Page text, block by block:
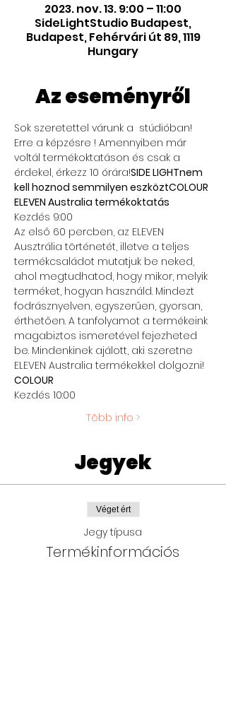
2023. nov. 13. 9:00 – 11:00
SideLightStudio Budapest,
Budapest, Fehérvári út 89, 1119
Hungary
Az eseményről
Sok szeretettel várunk a stúdióban!
Erre a képzésre ! Amennyiben már
voltál termékoktatáson és csak a
érdekel, érkezz 10 órára!SIDE LIGHTnem
kell hoznod semmilyen eszköztCOLOUR
ELEVEN Australia termékoktatás
Kezdés 9:00
Az első 60 percben, az ELEVEN
Ausztrália történetét, illetve a teljes
termékcsaládot mutatjuk be neked,
ahol megtudhatod, hogy mikor, melyik
terméket, hogyan használd. Mindezt
fodrásznyelven, egyszerűen, gyorsan,
érthetően. A tanfolyamot a termékeink
magabiztos ismeretével fejezheted
be. Mindenkinek ajálott, aki szeretne
ELEVEN Australia termékekkel dolgozni!
COLOUR
Kezdés 10:00
Több info >
Jegyek
Véget ért
Jegy típusa
Termékinformációs